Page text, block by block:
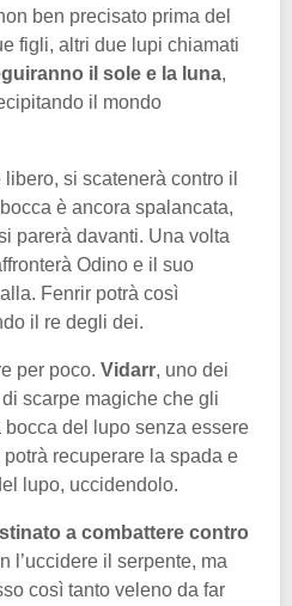
ben precisato prima del
figli, altri due lupi chiamati
il sole e la luna,
il mondo
si scatenerà contro il
è ancora spalancata,
parerà davanti. Una volta
Odino e il suo
Fenrir potrà così
il re degli dei.
per poco. Vidarr, uno dei
scarpe magiche che gli
del lupo senza essere
recuperare la spada e
lupo, uccidendolo.
a combattere contro
l’uccidere il serpente, ma
così tanto veleno da far